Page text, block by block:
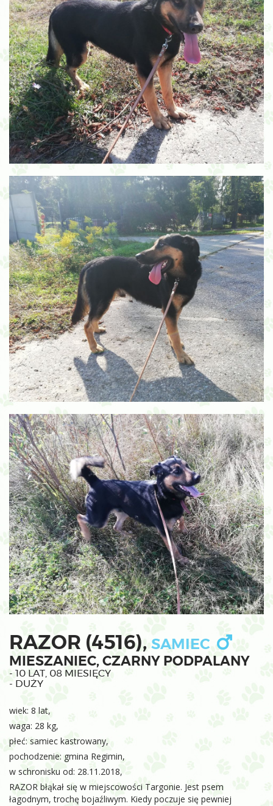
RAZOR (4516), SAMIEC
MIESZANIEC, CZARNY PODPALANY
- 10 LAT, 08 MIESIĘCY
- DUŻY
wiek: 8 lat,
waga: 28 kg,
płeć: samiec kastrowany,
pochodzenie: gmina Regimin,
w schronisku od: 28.11.2018,
RAZOR błąkał się w miejscowości Targonie. Jest psem
łagodnym, trochę bojaźliwym. Kiedy poczuje się pewniej